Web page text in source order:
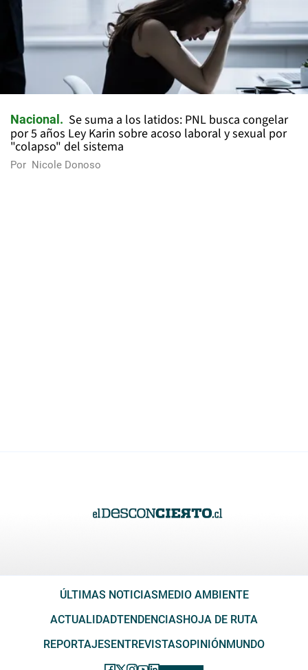
Nacional
Se suma a los latidos: PNL busca congelar
por 5 años Ley Karin sobre acoso laboral y sexual por
"colapso" del sistema
Por Nicole Donoso
ÚLTIMAS NOTICIAS MEDIO AMBIENTE
ACTUALIDADTENDENCIAS HOJA DE RUTA
REPORTAJES ENTREVISTASOPINIÓN MUNDO